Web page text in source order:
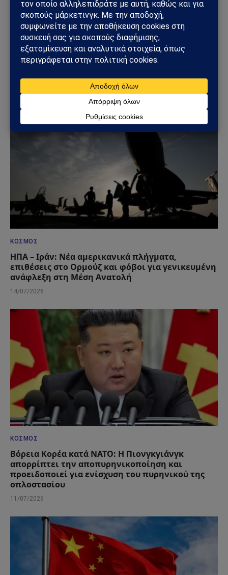
ΚΌΣΜΟΣ
η «καρδιά» της ρωσικής εφοδιαστικής αλυσίδας
18/07/2026
ΚΌΣΜΟΣ
ΗΠΑ – Ιράν: Νέα αμερικανικά πλήγματα,
επιθέσεις στο Ορμούζ και φόβοι για γενικευμένη
ανάφλεξη στη Μέση Ανατολή
14/07/2026
ΚΌΣΜΟΣ
Βόρεια Κορέα κατά ΝΑΤΟ: Η Πιονγκγιάνγκ
απορρίπτει την αποπυρηνικοποίηση και
προειδοποιεί για ενίσχυση του πυρηνικού της
οπλοστασίου
11/07/2026